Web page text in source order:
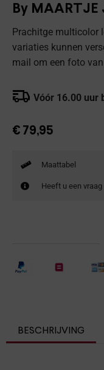
By MAARTJE
Prachitge multicolor
variaties kunnen
mail om een foto
Vóór 16.00 uur
€ 79,95
Maattabel
Heeft u een
BESCHRIJVING